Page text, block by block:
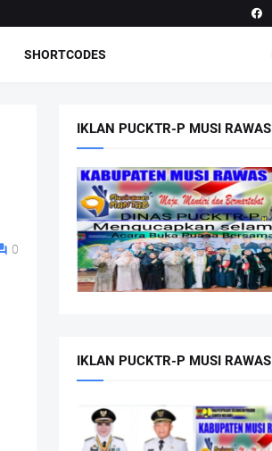
SHORTCODES
0
IKLAN PUCKTR-P MUSI RAWAS
IKLAN PUCKTR-P MUSI RAWAS